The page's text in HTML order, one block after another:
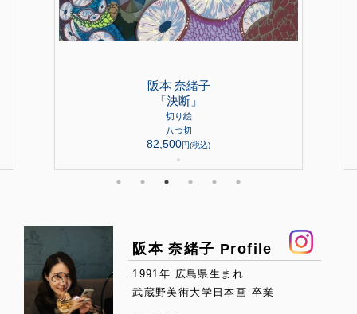
阪本 奈緒子
「決断」
切り絵
八つ切
82,500円(税込)
●
阪本 奈緒子 Profile
1991年 広島県生まれ
武蔵野美術大学日本画 卒業